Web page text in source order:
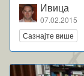
Ивица
07.02.2015
Сазнајте више